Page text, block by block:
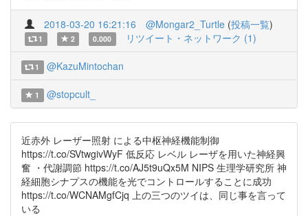
2018-03-20 16:21:16 @Mongar2_Turtle (投稿一覧)
1 2 0.000 リツイート・ネットワーク (1)
1 @KazuMintochan
1 @stopcult_
近赤外 レーザー照射 による中枢神経機能制御
https://t.co/SVtwgivWyF 低反応 レベル レーザを用いた神経興
奮 ・代謝調節 https://t.co/AJ5t9uQx5M NIPS 生理学研究所 神
経細胞シナプスの機能を光でコントロールすることに成功
https://t.co/WCNAMgfCjq 上の三つのツイは、同じ事を言って
いる